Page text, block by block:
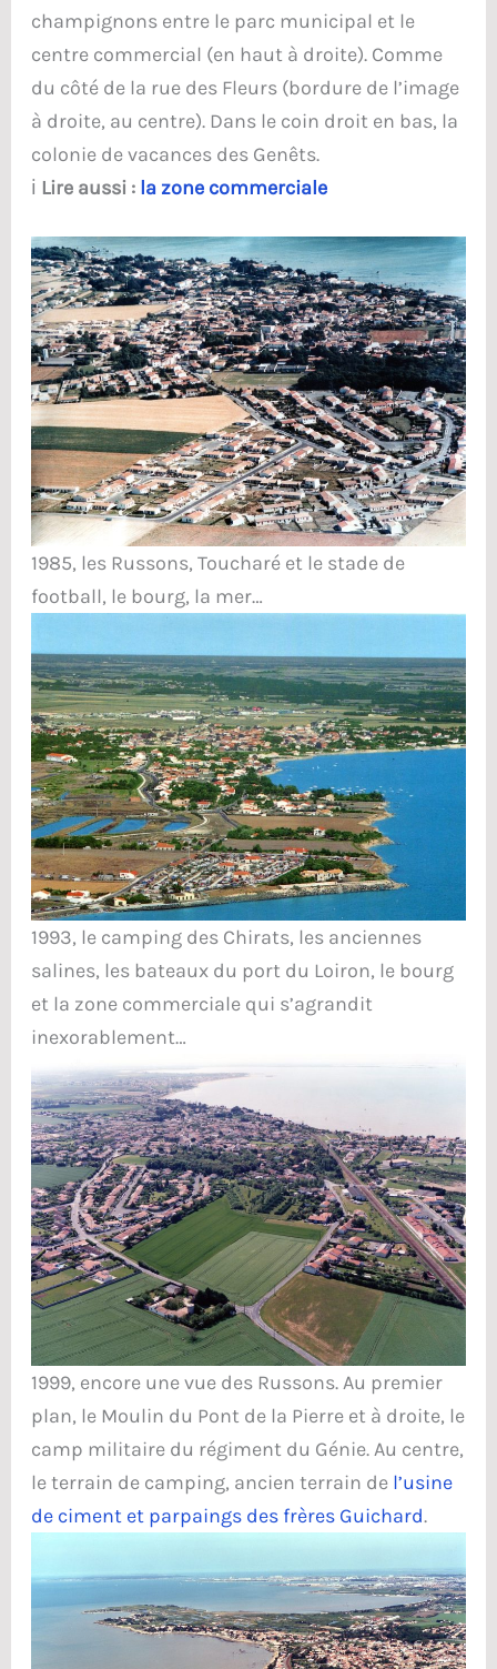
champignons entre le parc municipal et le
centre commercial (en haut à droite). Comme
du côté de la rue des Fleurs (bordure de l’image
à droite, au centre). Dans le coin droit en bas, la
colonie de vacances des Genêts.
ℹ️ Lire aussi : la zone commerciale
1985, les Russons, Toucharé et le stade de
football, le bourg, la mer…
1993, le camping des Chirats, les anciennes
salines, les bateaux du port du Loiron, le bourg
et la zone commerciale qui s’agrandit
inexorablement…
1999, encore une vue des Russons. Au premier
plan, le Moulin du Pont de la Pierre et à droite, le
camp militaire du régiment du Génie. Au centre,
le terrain de camping, ancien terrain de l’usine
de ciment et parpaings des frères Guichard.